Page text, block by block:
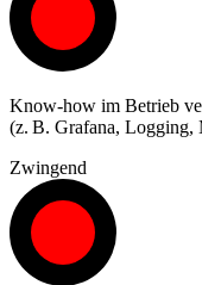
Know-how im Betrieb
(z. B. Grafana, Logging,
Zwingend